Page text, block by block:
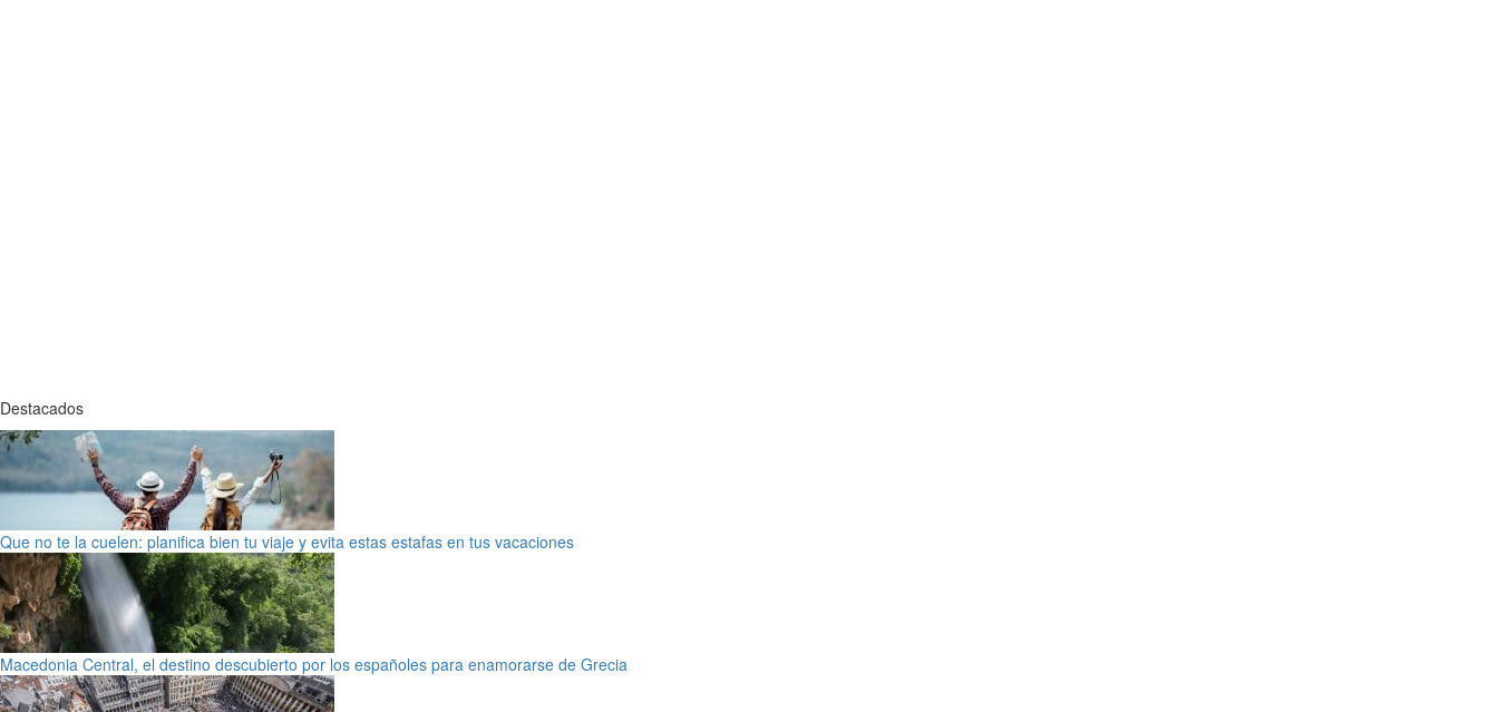
Destacados
Que no te la cuelen: planifica bien tu viaje y evita estas estafas en tus vacaciones
Macedonia Central, el destino descubierto por los españoles para enamorarse de Grecia